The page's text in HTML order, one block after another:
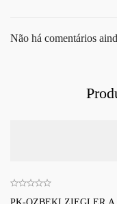
Não há comentários